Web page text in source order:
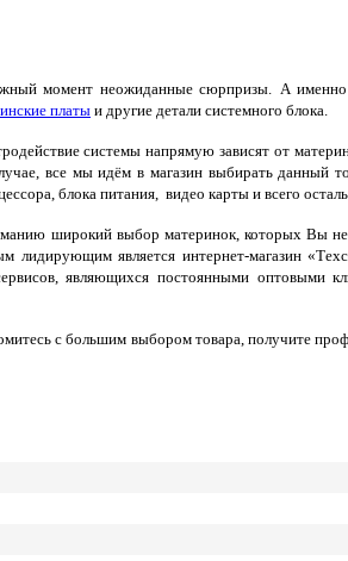
момент неожиданные сюрпризы.
А
платыи другие детали системного блока.
системы напрямую зависят от
все мы идём в магазин выбирать данный
блока питания, видео карты и всего
широкий выбор материнок, которых Вы не
лидирующим является интернет-магазин
являющихся постоянными оптовыми
с большим выбором товара, получите